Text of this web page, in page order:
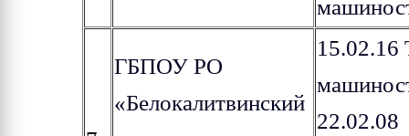
ГБПОУ РО
«Белокалитвинский
15.02.16
22.02.08